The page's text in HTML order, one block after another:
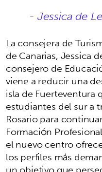
- Jessica de
La consejera de
de Canarias, Jessica
consejero de
viene a reducir una
isla de Fuerteventura
estudiantes del sur a
Rosario para
Formación
el nuevo centro
los perfiles más